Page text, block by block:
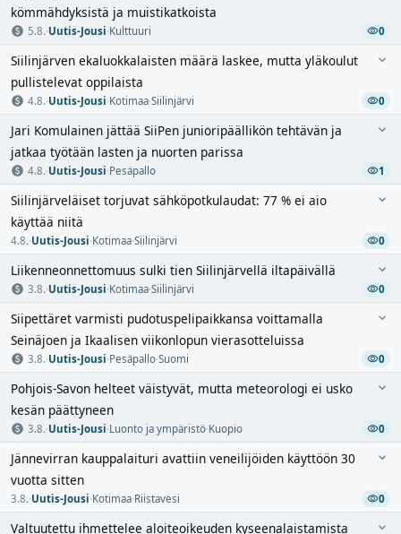
kömmähdyksistä ja muistikatkoista
5.8.·Uutis-Jousi·Kulttuuri 0
Siilinjärven ekaluokkalaisten määrä laskee, mutta yläkoulut
pullistelevat oppilaista
4.8.·Uutis-Jousi·Kotimaa·Siilinjärvi 0
Jari Komulainen jättää SiiPen junioripäällikön tehtävän ja
jatkaa työtään lasten ja nuorten parissa
4.8.·Uutis-Jousi·Pesäpallo 1
Siilinjärveläiset torjuvat sähköpotkulaudat: 77 % ei aio
käyttää niitä
4.8.·Uutis-Jousi·Kotimaa·Siilinjärvi 0
Liikenneonnettomuus sulki tien Siilinjärvellä iltapäivällä
3.8.·Uutis-Jousi·Kotimaa·Siilinjärvi 0
Siipettäret varmisti pudotuspelipaikkansa voittamalla
Seinäjoen ja Ikaalisen viikonlopun vierasotteluissa
3.8.·Uutis-Jousi·Pesäpallo·Suomi 0
Pohjois-Savon helteet väistyvät, mutta meteorologi ei usko
kesän päättyneen
3.8.·Uutis-Jousi·Luonto ja ympäristö·Kuopio 0
Jännevirran kauppalaituri avattiin veneilijöiden käyttöön 30
vuotta sitten
3.8.·Uutis-Jousi·Kotimaa·Riistavesi 0
Valtuutettu ihmettelee aloiteoikeuden kyseenalaistamista